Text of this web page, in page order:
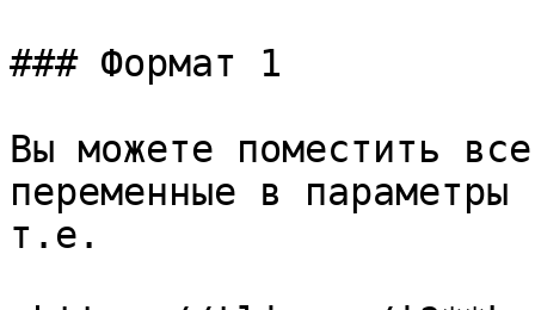
### Формат 1
Вы можете поместить
переменные в
т.е.